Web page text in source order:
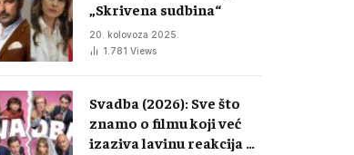
„Skrivena sudbina“
20. kolovoza 2025.
1.781 Views
Svadba (2026): Sve što
znamo o filmu koji već
izaziva lavinu reakcija u